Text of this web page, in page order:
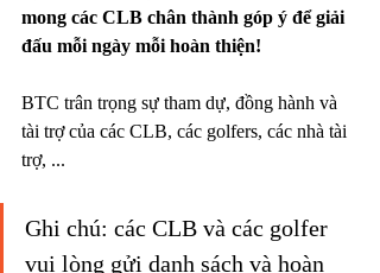
mong các CLB chân thành góp ý để giải
đấu mỗi ngày mỗi hoàn thiện!
BTC trân trọng sự tham dự, đồng hành và
tài trợ của các CLB, các golfers, các nhà tài
trợ, ...
Ghi chú: các CLB và các golfer
vui lòng gửi danh sách và hoàn